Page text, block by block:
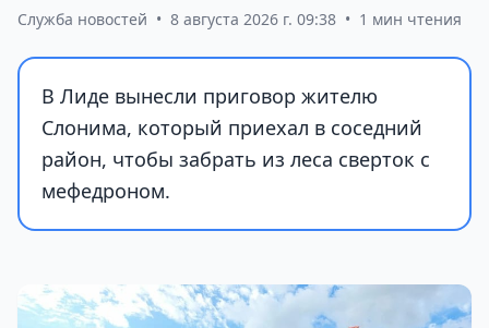
Служба новостей • 8 августа 2026 г. 09:38 • 1 мин чтения
В Лиде вынесли приговор жителю
Слонима, который приехал в соседний
район, чтобы забрать из леса сверток с
мефедроном.